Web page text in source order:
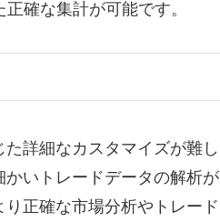
確な集計が可能です。
詳細なカスタマイズが難し
いトレードデータの解析が
正確な市場分析やトレード